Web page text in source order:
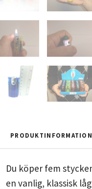
PRODUKTINFORMATION
Du köper fem
en vanlig, klassisk